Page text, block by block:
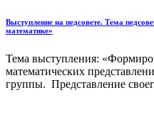
Выступление на педсовете. Тема
математике»
Тема выступления:
математических
группы. Представление